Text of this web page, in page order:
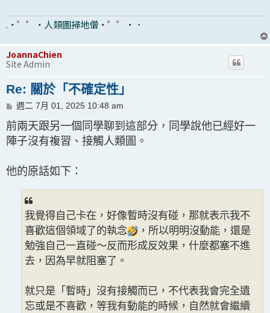
.・゜゜・ 人類圖掃地僧 ・゜゜・．
JoannaChien
Site Admin
Re: 關於「不確定性」
文
週二 7月 01, 2025 10:48 am
前兩天跟另一個同學聊到這部分，同學說他已經好一
陣子沒有複習、接觸人類圖。
他的原話如下：
我覺得自己卡在，好像暫時沒有碰，那就表示我不
喜歡這個領域了的執念
，所以明明沒動能，還是
勉強自己一直碰～反而形成反效果，什麼都塞不進
去，因為早就阻塞了。
就只是「暫時」沒有接觸而已，不代表我會完全遺
忘或是不喜歡，等我有動能的時候，自然就會繼續